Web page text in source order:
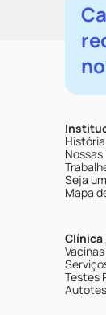
História
Nossas
Seja
Mapa
Clínica
Vacinas
Testes